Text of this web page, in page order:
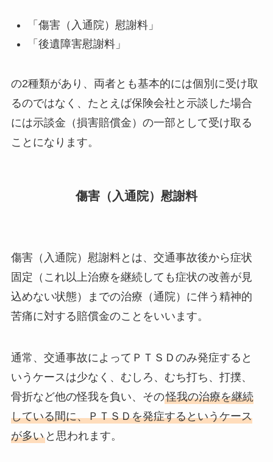
「傷害（入通院）慰謝料」
「後遺障害慰謝料」
の2種類があり、 両者とも基本的には個別に受け取
るのではなく、たとえば保険会社と示談した場合
には示談金（損害賠償金）の一部として受け取る
ことになります。
傷害（入通院）慰謝料
傷害（入通院）慰謝料とは、交通事故後から症状
固定（これ以上治療を継続しても症状の改善が見
込めない状態）までの治療（通院）に伴う精神的
苦痛に対する賠償金のことをいいます。
通常、交通事故によってＰＴＳＤのみ発症すると
いうケースは少なく、むしろ、むち打ち、打撲、
骨折など他の怪我を負い、その怪我の治療を継続
している間に、ＰＴＳＤを発症するというケース
が多いと思われます。